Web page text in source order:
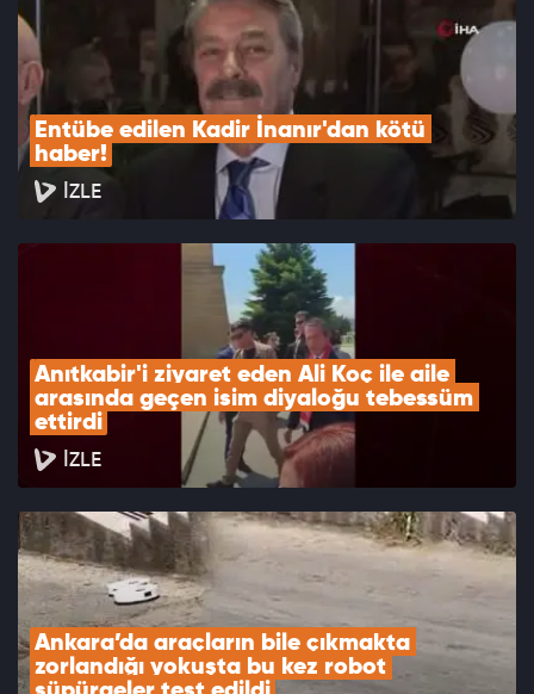
Entübe edilen Kadir İnanır'dan kötü
haber!
İZLE
Anıtkabir'i ziyaret eden Ali Koç ile aile
arasında geçen isim diyaloğu tebessüm
ettirdi
İZLE
Ankara’da araçların bile çıkmakta
zorlandığı yokuşta bu kez robot